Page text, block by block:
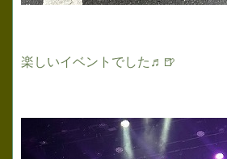
楽しいイベントでした♬🍺